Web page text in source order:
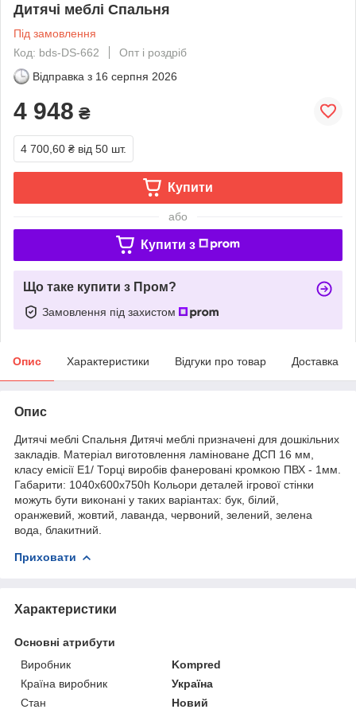
Дитячі меблі Спальня
Під замовлення
Код: bds-DS-662
Опт і роздріб
Відправка з 16 серпня 2026
4 948 ₴
4 700,60 ₴ від 50 шт.
Купити
або
Купити з
Що таке купити з Пром?
Замовлення під захистом
Опис Характеристики Відгуки про товар Доставка
Опис
Дитячі меблі Спальня Дитячі меблі призначені для дошкільних
закладів. Матеріал виготовлення ламіноване ДСП 16 мм,
класу емісії Е1/ Торці виробів фанеровані кромкою ПВХ - 1мм.
Габарити: 1040x600x750h Кольори деталей ігрової стінки
можуть бути виконані у таких варіантах: бук, білий,
оранжевий, жовтий, лаванда, червоний, зелений, зелена
вода, блакитний.
Приховати
Характеристики
Основні атрибути
Виробник
Kompred
Країна виробник
Україна
Стан
Новий